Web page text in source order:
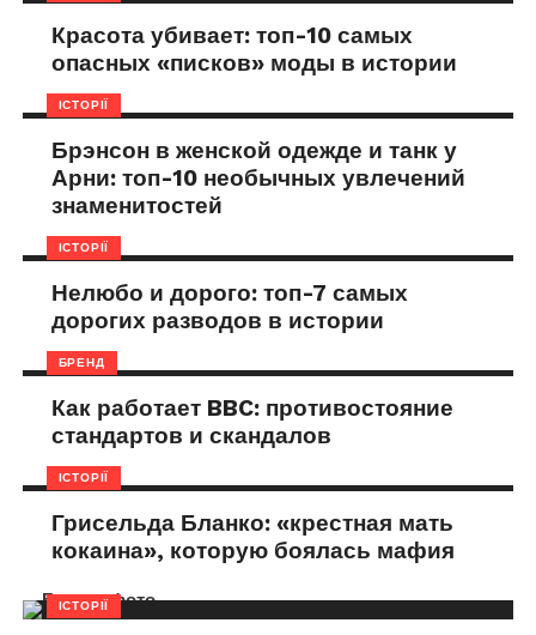
Красота убивает: топ-10 самых
опасных «писков» моды в истории
ІСТОРІЇ
Брэнсон в женской одежде и танк у
Арни: топ-10 необычных увлечений
знаменитостей
ІСТОРІЇ
Нелюбо и дорого: топ-7 самых
дорогих разводов в истории
БРЕНД
Как работает BBC: противостояние
стандартов и скандалов
ІСТОРІЇ
Грисельда Бланко: «крестная мать
кокаина», которую боялась мафия
ІСТОРІЇ